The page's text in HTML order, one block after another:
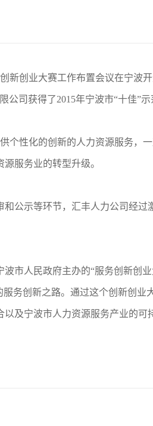
新创业大赛工作布置会议在宁波
司获得了2015年宁波市“十佳”
个性化的创新的人力资源服务，
服务业的转型升级。
公示等环节，汇丰人力公司经过
市人民政府主办的“服务创新创
务创新之路。通过这个创新创
及宁波市人力资源服务产业的可